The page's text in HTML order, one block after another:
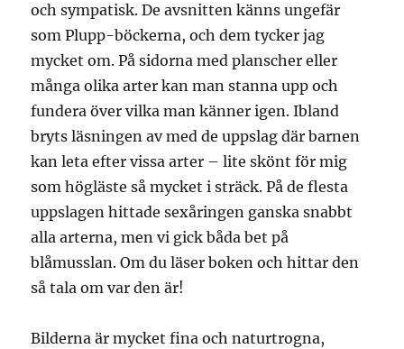
och sympatisk. De avsnitten känns ungefär
som Plupp-böckerna, och dem tycker jag
mycket om. På sidorna med planscher eller
många olika arter kan man stanna upp och
fundera över vilka man känner igen. Ibland
bryts läsningen av med de uppslag där barnen
kan leta efter vissa arter – lite skönt för mig
som högläste så mycket i sträck. På de flesta
uppslagen hittade sexåringen ganska snabbt
alla arterna, men vi gick båda bet på
blåmusslan. Om du läser boken och hittar den
så tala om var den är!
Bilderna är mycket fina och naturtrogna,